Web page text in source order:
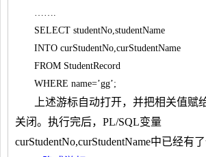
…….
SELECT studentNo,studentName
INTO curStudentNo,curStudentName
FROM StudentRecord
WHERE name=’gg’;
上述游标自动打开，并把相关值赋
关闭。执行完后， PL/SQL变量
curStudentNo,curStudentName中已经有了